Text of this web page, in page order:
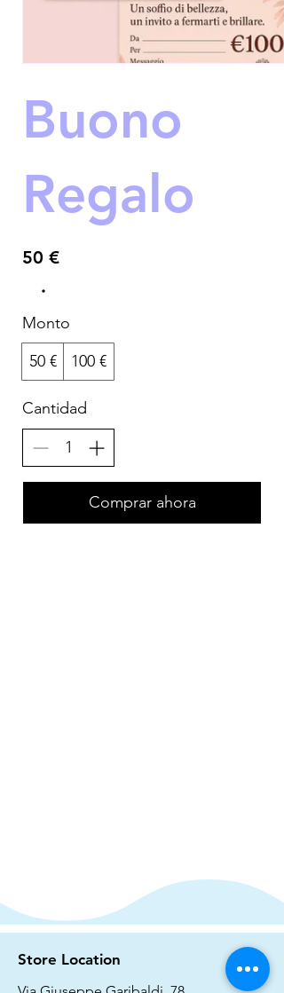
Buono
Regalo
50 €
Monto
50 €
100 €
Cantidad
Comprar ahora
Store Location